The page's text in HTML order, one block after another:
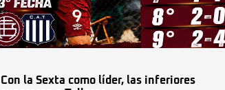
Con la Sexta como líder, las inferiores